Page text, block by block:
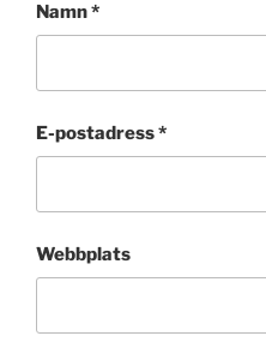
Namn*
E-postadress*
Webbplats